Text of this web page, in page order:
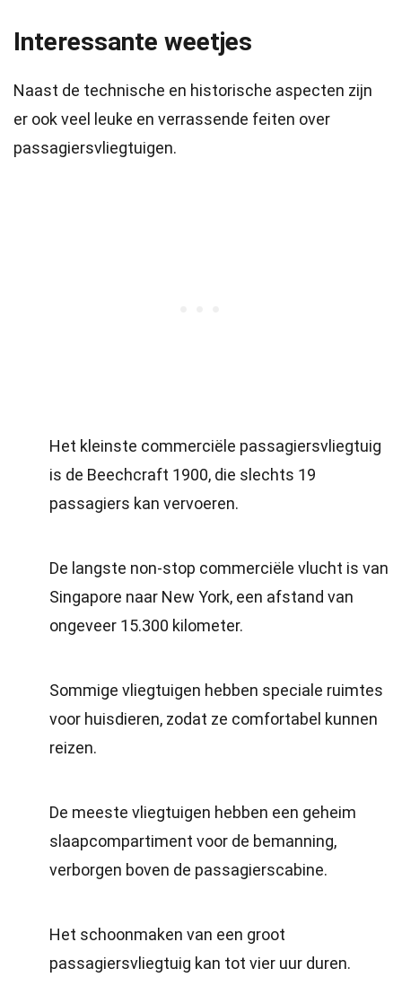
Interessante weetjes
Naast de technische en historische aspecten zijn
er ook veel leuke en verrassende feiten over
passagiersvliegtuigen.
Het kleinste commerciële passagiersvliegtuig
is de Beechcraft 1900, die slechts 19
passagiers kan vervoeren.
De langste non-stop commerciële vlucht is van
Singapore naar New York, een afstand van
ongeveer 15.300 kilometer.
Sommige vliegtuigen hebben speciale ruimtes
voor huisdieren, zodat ze comfortabel kunnen
reizen.
De meeste vliegtuigen hebben een geheim
slaapcompartiment voor de bemanning,
verborgen boven de passagierscabine.
Het schoonmaken van een groot
passagiersvliegtuig kan tot vier uur duren.